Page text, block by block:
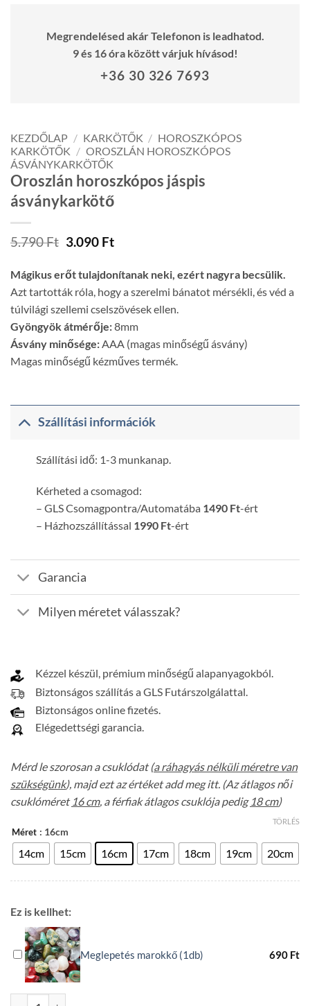
Megrendelésed akár Telefonon is leadhatod.
9 és 16 óra között várjuk hívásod!
+36 30 326 7693
KEZDŐLAP / KARKÖTŐK / HOROSZKÓPOS
KARKÖTŐK / OROSZLÁN HOROSZKÓPOS
ÁSVÁNYKARKÖTŐK
Oroszlán horoszkópos jáspis
ásványkarkötő
5.790Ft Original
was:
5.790 Ft.
3.090 FtCurrent
is:
3.090 Ft.
Mágikus erőt tulajdonítanak neki, ezért nagyra becsülik.
Azt tartották róla, hogy a szerelmi bánatot mérsékli, és véd a
túlvilági szellemi cselszövések ellen.
Gyöngyök átmérője:8mm
Ásvány minősége: AAA (magas minőségű ásvány)
Magas minőségű kézműves termék.
Szállítási információk
Szállítási idő: 1-3 munkanap.
Kérheted a csomagod:
– GLS Csomagpontra/Automatába 1490 Ft-ért
– Házhozszállítással 1990 Ft-ért
Garancia
Milyen méretet válasszak?
Kézzel készül, prémium minőségű alapanyagokból.
Biztonságos szállítás a GLS Futárszolgálattal.
Biztonságos online fizetés.
Elégedettségi garancia.
Mérd le szorosan a csuklódat (a ráhagyás nélküli méretre van
szükségünk), majd ezt az értéket add meg itt. (Az átlagos női
csuklóméret 16 cm, a férfiak átlagos csuklója pedig 18 cm)
Méret : 16cm
14cm 15cm 16cm 17cm 18cm 19cm 20cm
TÖRLÉS
Ez is kellhet:
Meglepetés marokkő (1db) 690 Ft